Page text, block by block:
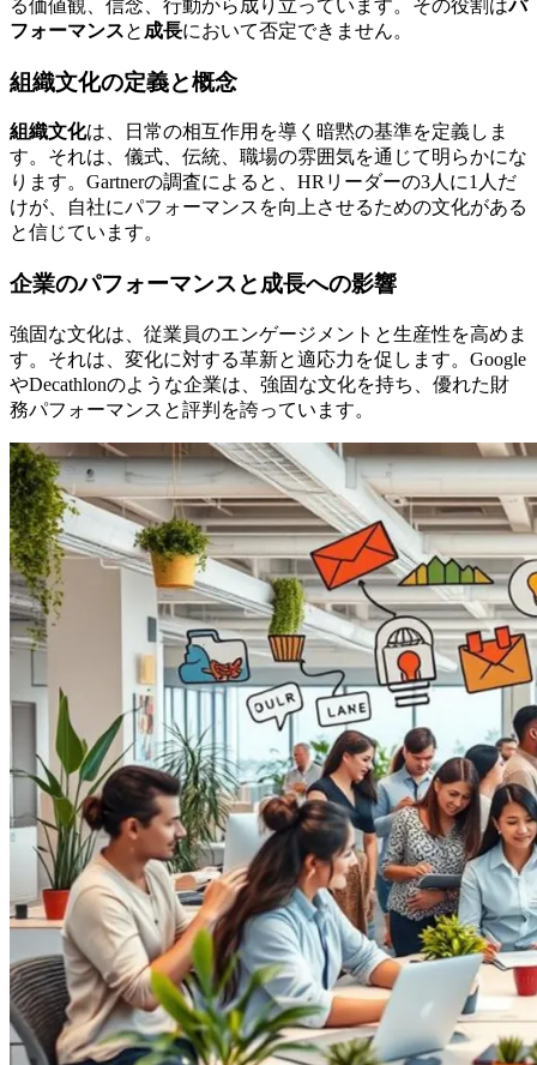
る価値観、信念、行動から成り立っています。その役割はパ
フォーマンスと 成長において否定できません。
組織文化の定義と概念
組織文化は、日常の相互作用を導く暗黙の基準を定義しま
す。それは、儀式、伝統、職場の雰囲気を通じて明らかにな
ります。Gartnerの調査によると、HRリーダーの3人に1人だ
けが、自社にパフォーマンスを向上させるための文化がある
と信じています。
企業のパフォーマンスと成長への影響
強固な文化は、従業員のエンゲージメントと生産性を高めま
す。それは、変化に対する革新と適応力を促します。Google
やDecathlonのような企業は、強固な文化を持ち、優れた財
務パフォーマンスと評判を誇っています。